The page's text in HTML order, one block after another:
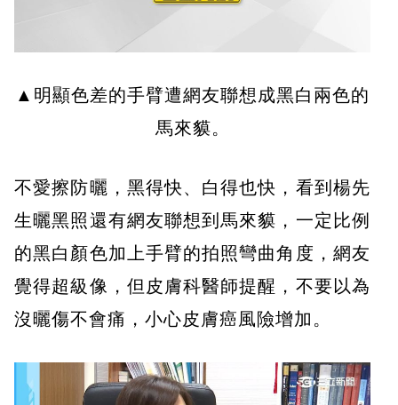
▲明顯色差的手臂遭網友聯想成黑白兩色的
馬來貘。
不愛擦防曬，黑得快、白得也快，看到楊先
生曬黑照還有網友聯想到馬來貘，一定比例
的黑白顏色加上手臂的拍照彎曲角度，網友
覺得超級像，但皮膚科醫師提醒，不要以為
沒曬傷不會痛，小心皮膚癌風險增加。